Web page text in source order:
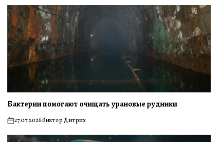
Бактерии помогают очищать урановые рудники
on27.07.2026Виктор Дитрих